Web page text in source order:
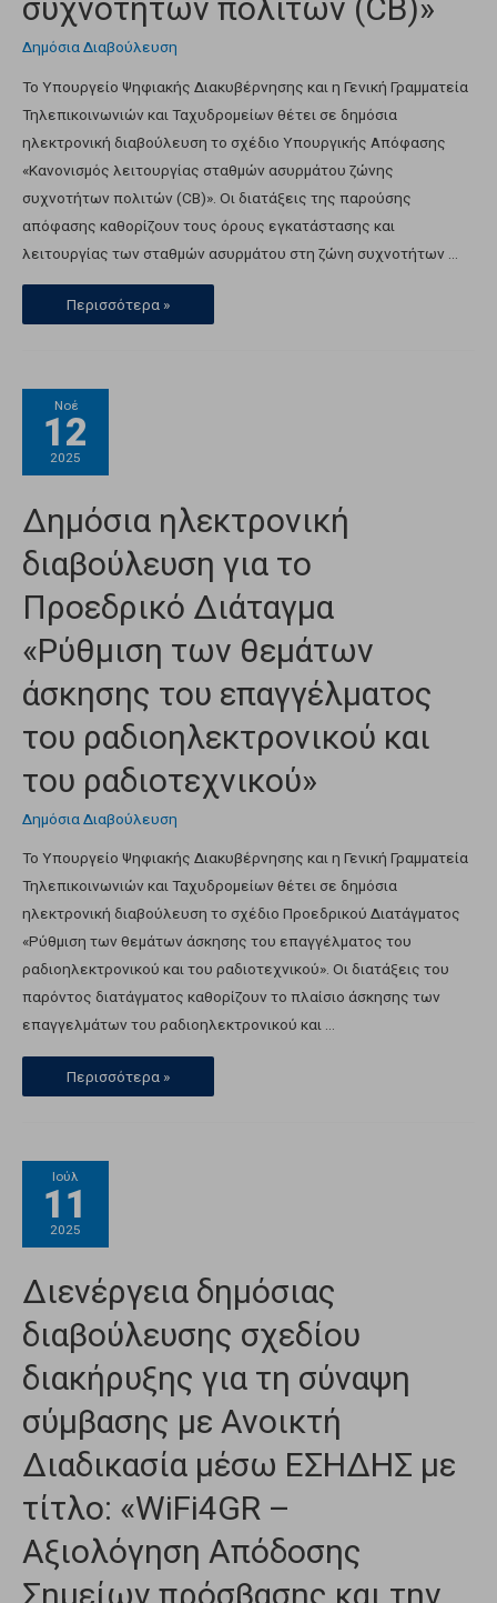
συχνοτήτων πολιτών (CB)»
Δημόσια Διαβούλευση
Το Υπουργείο Ψηφιακής Διακυβέρνησης και η Γενική Γραμματεία
Τηλεπικοινωνιών και Ταχυδρομείων θέτει σε δημόσια
ηλεκτρονική διαβούλευση το σχέδιο Υπουργικής Απόφασης
«Κανονισμός λειτουργίας σταθμών ασυρμάτου ζώνης
συχνοτήτων πολιτών (CB)». Οι διατάξεις της παρούσης
απόφασης καθορίζουν τους όρους εγκατάστασης και
λειτουργίας των σταθμών ασυρμάτου στη ζώνη συχνοτήτων …
Περισσότερα »
Νοέ
12
2025
Δημόσια ηλεκτρονική
διαβούλευση για το
Προεδρικό Διάταγμα
«Ρύθμιση των θεμάτων
άσκησης του επαγγέλματος
του ραδιοηλεκτρονικού και
του ραδιοτεχνικού»
Δημόσια Διαβούλευση
Το Υπουργείο Ψηφιακής Διακυβέρνησης και η Γενική Γραμματεία
Τηλεπικοινωνιών και Ταχυδρομείων θέτει σε δημόσια
ηλεκτρονική διαβούλευση το σχέδιο Προεδρικού Διατάγματος
«Ρύθμιση των θεμάτων άσκησης του επαγγέλματος του
ραδιοηλεκτρονικού και του ραδιοτεχνικού». Οι διατάξεις του
παρόντος διατάγματος καθορίζουν το πλαίσιο άσκησης των
επαγγελμάτων του ραδιοηλεκτρονικού και …
Περισσότερα »
Ιούλ
11
2025
Διενέργεια δημόσιας
διαβούλευσης σχεδίου
διακήρυξης για τη σύναψη
σύμβασης με Ανοικτή
Διαδικασία μέσω ΕΣΗΔΗΣ με
τίτλο: «WiFi4GR –
Αξιολόγηση Απόδοσης
Σημείων πρόσβασης και την